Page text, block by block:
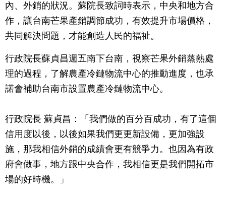
內、外銷的狀況。蘇院長致詞時表示，中央和地方合
作，讓台南芒果產銷調節成功，有效提升市場價格，
共同解決問題，才能創造人民的福祉。
行政院長蘇貞昌週五南下台南，視察芒果外銷蒸熱處
理的過程，了解農產冷鏈物流中心的推動進度，也承
諾會補助台南市設置農產冷鏈物流中心。
行政院長 蘇貞昌：「我們做的百分百成功，有了這個
信用度以後，以後如果我們更更新設備，更加強設
施，那我相信外銷的成績會更有競爭力。也因為有政
府會做事，地方跟中央合作，我相信更是我們開拓市
場的好時機。」